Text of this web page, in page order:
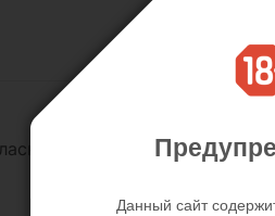
партнера, Вы не
Данный сайт